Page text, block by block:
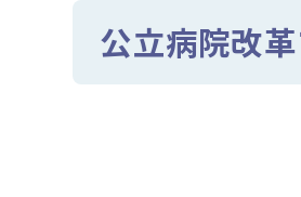
公立病院改